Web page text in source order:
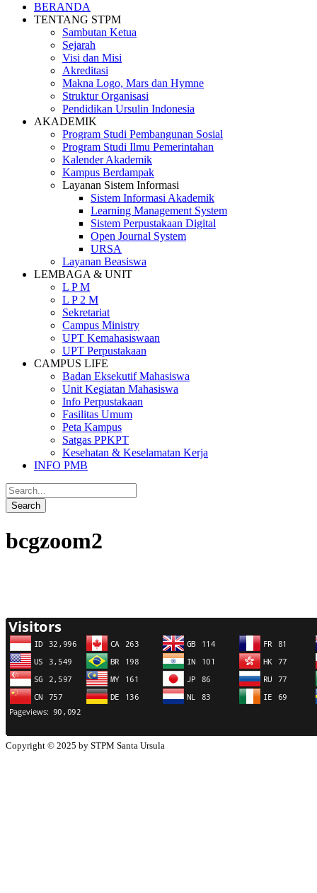
BERANDA
TENTANG STPM
Sambutan Ketua
Sejarah
Visi dan Misi
Akreditasi
Makna Logo, Mars dan Hymne
Struktur Organisasi
Pendidikan Ursulin Indonesia
AKADEMIK
Program Studi Pembangunan Sosial
Program Studi Ilmu Pemerintahan
Kalender Akademik
Kampus Berdampak
Layanan Sistem Informasi
Sistem Informasi Akademik
Learning Management System
Sistem Perpustakaan Digital
Open Journal System
URSA
Layanan Beasiswa
LEMBAGA & UNIT
L P M
L P 2 M
Sekretariat
Campus Ministry
UPT Kemahasiswaan
UPT Perpustakaan
CAMPUS LIFE
Badan Eksekutif Mahasiswa
Unit Kegiatan Mahasiswa
Info Perpustakaan
Fasilitas Umum
Peta Kampus
Satgas PPKPT
Kesehatan & Keselamatan Kerja
INFO PMB
bcgzoom2
Copyright © 2025 by STPM Santa Ursula